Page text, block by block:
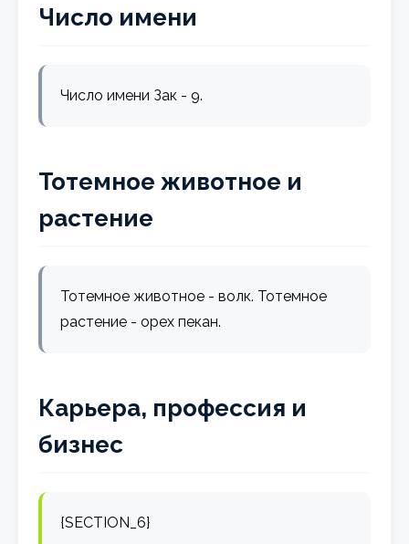
Число имени
Число имени Зак - 9.
Тотемное животное и
растение
Тотемное животное - волк. Тотемное
растение - орех пекан.
Карьера, профессия и
бизнес
{SECTION_6}